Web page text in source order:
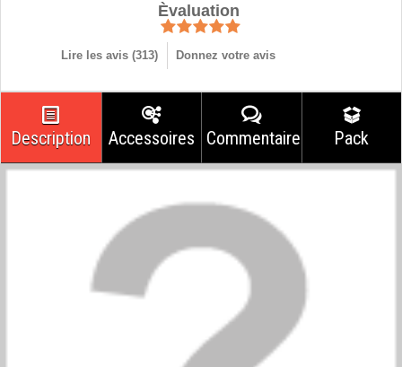
Èvaluation
Lire les avis (313) Donnez votre avis
Description Accessoires Commentaires Pack